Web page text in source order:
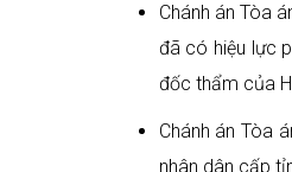
Chánh án Tòa
đã có hiệu lực
đốc thẩm của
Chánh án Tòa
nhân dân cấp